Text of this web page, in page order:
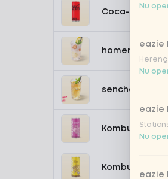
Coca-Cola
homemade
sencha peach
Kombucha
Kombucha
Nu
eazie
Nu
eazie
Nu
eazie